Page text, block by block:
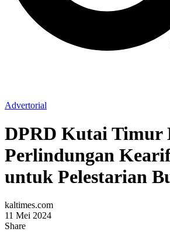
Advertorial
DPRD Kutai Timur
Perlindungan
untuk Pelestarian
kaltimes.com
11 Mei 2024
Share